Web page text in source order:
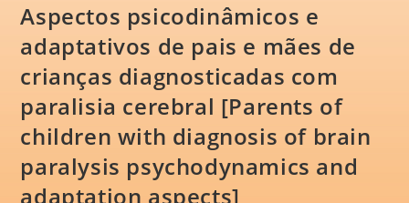
Aspectos psicodinâmicos e
adaptativos de pais e mães de
crianças diagnosticadas com
paralisia cerebral [Parents of
children with diagnosis of brain
paralysis psychodynamics and
adaptation aspects]